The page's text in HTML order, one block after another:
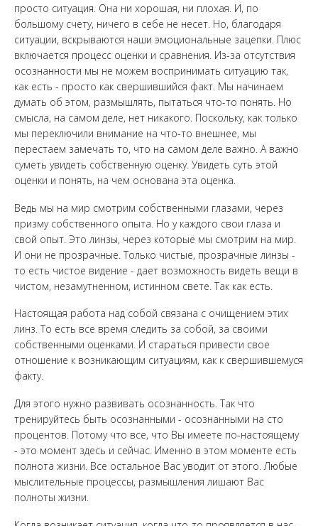
просто ситуация. Она ни хорошая, ни плохая. И, по
большому счету, ничего в себе не несет. Но, благодаря
ситуации, вскрываются наши эмоциональные зацепки. Плюс
включается процесс оценки и сравнения. Из-за отсутствия
осознанности мы не можем воспринимать ситуацию так,
как есть - просто как свершившийся факт. Мы начинаем
думать об этом, размышлять, пытаться что-то понять. Но
смысла, на самом деле, нет никакого. Поскольку, как только
мы переключили внимание на что-то внешнее, мы
перестаем замечать то, что на самом деле важно. А важно
суметь увидеть собственную оценку. Увидеть суть этой
оценки и понять, на чем основана эта оценка.
Ведь мы на мир смотрим собственными глазами, через
призму собственного опыта. Но у каждого свои глаза и
свой опыт. Это линзы, через которые мы смотрим на мир.
И они не прозрачные. Только чистые, прозрачные линзы -
то есть чистое видение - дает возможность видеть вещи в
чистом, незамутненном, истинном свете. Так как есть.
Настоящая работа над собой связана с очищением этих
линз. То есть все время следить за собой, за своими
собственными оценками. И стараться привести свое
отношение к возникающим ситуациям, как к свершившемуся
факту.
Для этого нужно развивать осознанность. Так что
тренируйтесь быть осознанными - осознанными на сто
процентов. Потому что все, что Вы имеете по-настоящему
- это момент здесь и сейчас. Именно в этом моменте есть
полнота жизни. Все остальное Вас уводит от этого. Любые
мыслительные процессы, размышления лишают Вас
полноты жизни.